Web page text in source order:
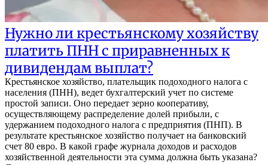
Нужно ли крестьянскому хозяйству
платить ПНН с приравненных к
дивидендам выплат?
Крестьянское хозяйство, плательщик подоходного налога с
населения (ПНН), ведет бухгалтерский учет по системе
простой записи. Оно передает зерно кооперативу,
осуществляющему распределение долей прибыли, с
удержанием подоходного налога с предприятия (ПНП). В
результате крестьянское хозяйство получает на банковский
счет 80 евро. В какой графе журнала доходов и расходов
хозяйственной деятельности эта сумма должна быть указана?